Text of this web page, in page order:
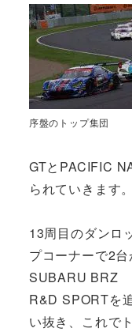
序盤のトップ集団
GTとPACIFIC
られていきます。
13周目のダンロ
プコーナーで2台
SUBARU BRZ
R&D SPORTを
い抜き、これでト